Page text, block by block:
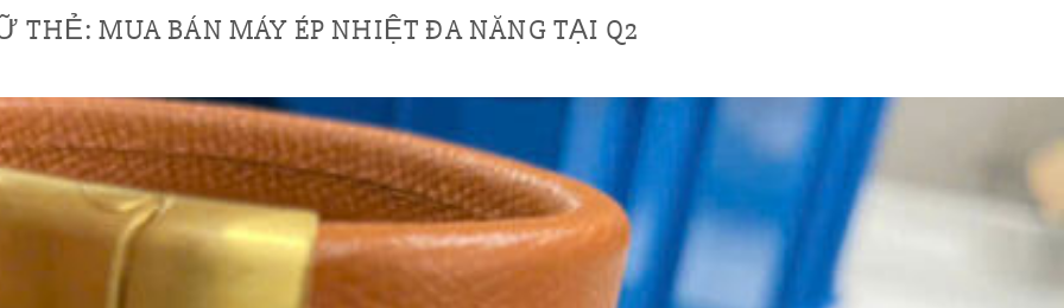
THẺ:MUA BÁN MÁY ÉP NHIỆT ĐA NĂNG TẠI Q2